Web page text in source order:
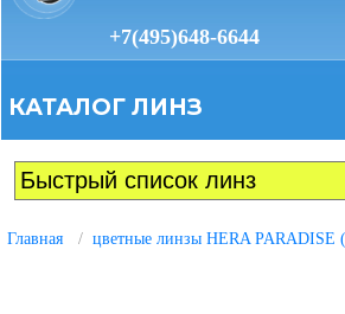
+7(495)648-6644
КАТАЛОГ ЛИНЗ
Главная цветные линзы HERA PARADISE